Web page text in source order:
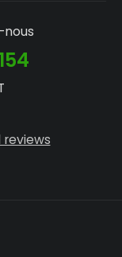
reviews